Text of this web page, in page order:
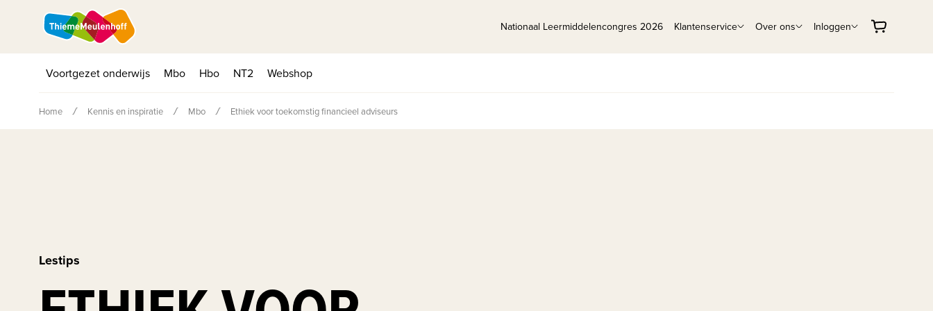
Nationaal Leermiddelencongres 2026 Klantenservice Over ons Inloggen
Voortgezet onderwijs Mbo Hbo NT2 Webshop
Home Kennis en inspiratie Mbo Ethiek voor toekomstig financieel adviseurs
Lestips